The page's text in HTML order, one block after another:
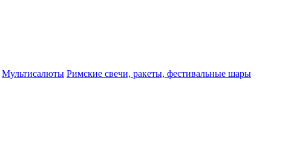
Мультисалюты Римские свечи, ракеты, фестивальные шары